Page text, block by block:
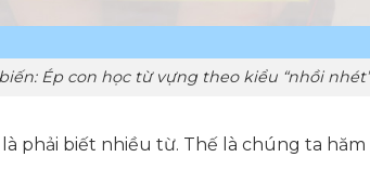
Ép con học từ vựng theo kiểu “nhồi nhét”
phải biết nhiều từ. Thế là chúng ta hăm